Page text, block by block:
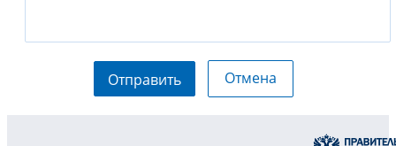
Отправить Отмена